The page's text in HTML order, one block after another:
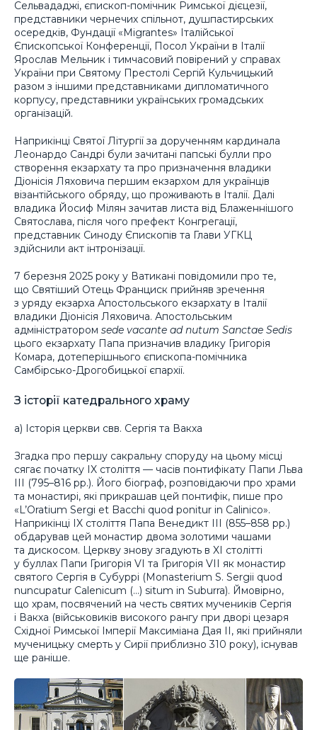
Сельвададжі, єпископ-помічник Римської дієцезії,
представники чернечих спільнот, душпастирських
осередків, Фундації «Migrantes» Італійської
Єпископської Конференції, Посол України в Італії
Ярослав Мельник і тимчасовий повірений у справах
України при Святому Престолі Сергій Кульчицький
разом з іншими представниками дипломатичного
корпусу, представники українських громадських
організацій.
Наприкінці Святої Літургії за дорученням кардинала
Леонардо Сандрі були зачитані папські булли про
створення екзархату та про призначення владики
Діонісія Ляховича першим екзархом для українців
візантійського обряду, що проживають в Італії. Далі
владика Йосиф Мілян зачитав листа від Блаженнішого
Святослава, після чого префект Конгрегації,
представник Синоду Єпископів та Глави УГКЦ
здійснили акт інтронізації.
7 березня 2025 року у Ватикані повідомили про те,
що Святіший Отець Франциск прийняв зречення
з уряду екзарха Апостольського екзархату в Італії
владики Діонісія Ляховича. Апостольським
адміністратором sede vacante ad nutum Sanctae Sedis
цього екзархату Папа призначив владику Григорія
Комара, дотеперішнього єпископа-помічника
Самбірсько-Дрогобицької єпархії.
З історії катедрального храму
а) Історія церкви свв. Сергія та Вакха
Згадка про першу сакральну споруду на цьому місці
сягає початку IX століття — часів понтифікату Папи Льва
III (795–816 pp.). Його біограф, розповідаючи про храми
та монастирі, які прикрашав цей понтифік, пише про
«L’Oratium Sergi et Bacchi quod ponitur in Calinico».
Наприкінці IX століття Папа Венедикт III (855–858 pp.)
обдарував цей монастир двома золотими чашами
та дискосом. Церкву знову згадують в XI столітті
у буллах Папи Григорія VI та Григорія VII як монастир
святого Сергія в Субуррі (Monasterium S. Sergii quod
nuncupatur Calenicum (…) situm in Suburra). Ймовірно,
що храм, посвячений на честь святих мучеників Сергія
і Вакха (військовиків високого рангу при дворі цезаря
Східної Римської Імперії Максиміана Дая II, які прийняли
мученицьку смерть у Сирії приблизно 310 року), існував
ще раніше.